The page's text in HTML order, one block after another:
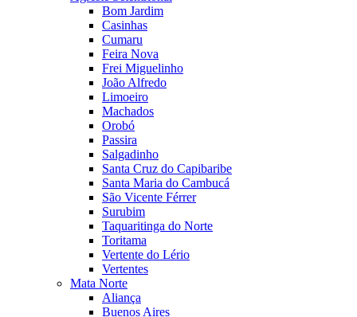
Bom Jardim
Casinhas
Cumaru
Feira Nova
Frei Miguelinho
João Alfredo
Limoeiro
Machados
Orobó
Passira
Salgadinho
Santa Cruz do Capibaribe
Santa Maria do Cambucá
São Vicente Férrer
Surubim
Taquaritinga do Norte
Toritama
Vertente do Lério
Vertentes
Mata Norte
Aliança
Buenos Aires